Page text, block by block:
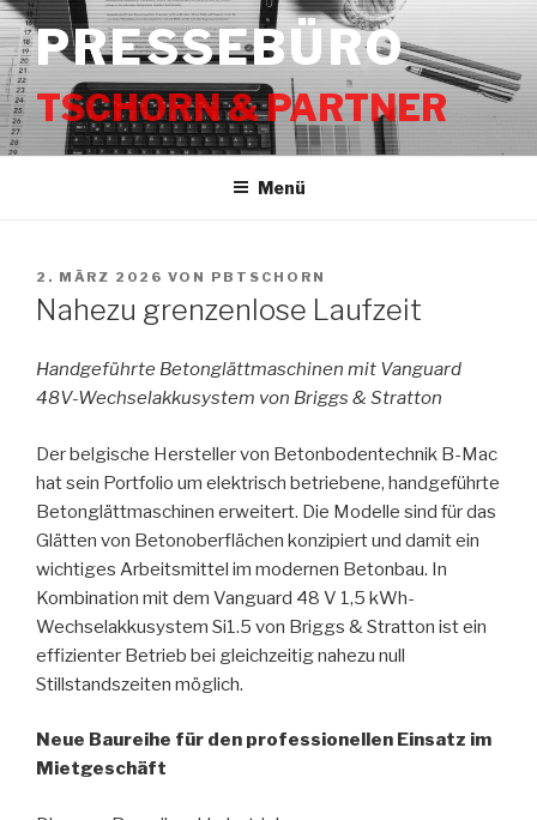
Zum
Inhalt
springenPRESSEBÜRO
TSCHORN & PARTNER
Menü
VERÖFFENTLICHT
AM
2. MÄRZ 2026 VON PBTSCHORN
Nahezu grenzenlose Laufzeit
Handgeführte Betonglättmaschinen mit Vanguard
48V-Wechselakkusystem von Briggs & Stratton
Der belgische Hersteller von Betonbodentechnik B-Mac
hat sein Portfolio um elektrisch betriebene, handgeführte
Betonglättmaschinen erweitert. Die Modelle sind für das
Glätten von Betonoberflächen konzipiert und damit ein
wichtiges Arbeitsmittel im modernen Betonbau. In
Kombination mit dem Vanguard 48 V 1,5 kWh-
Wechselakkusystem Si1.5 von Briggs & Stratton ist ein
effizienter Betrieb bei gleichzeitig nahezu null
Stillstandszeiten möglich.
Neue Baureihe für den professionellen Einsatz im
Mietgeschäft